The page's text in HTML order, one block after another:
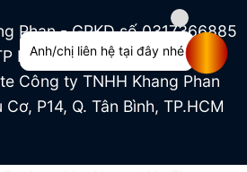
Phan - GPKD số 0317366885
HCM cấp ngày 04/07/2022
Công ty TNHH Khang Phan
P14, Q. Tân Bình, TP.HCM
Anh/chị liên hệ tại đây nhé